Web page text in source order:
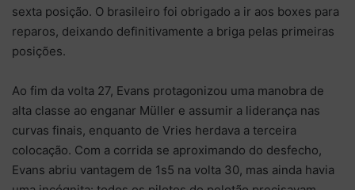
sexta posição. O brasileiro foi obrigado a ir aos boxes para
reparos, deixando definitivamente a briga pelas primeiras
posições.
Ao fim da volta 27, Evans protagonizou uma manobra de
alta classe ao enganar Müller e assumir a liderança nas
curvas finais, enquanto de Vries herdava a terceira
colocação. Com a corrida se aproximando do desfecho,
Evans abriu vantagem de 1s5 na volta 30, mas ainda havia